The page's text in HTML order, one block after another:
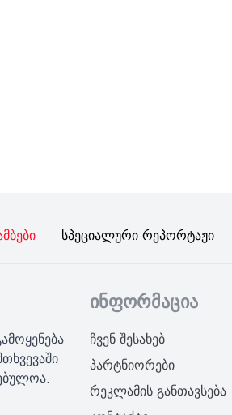
Სპეციალური Რეპორტაჟი
ინფორმაცია
ჩვენ შესახებ
პარტნიორები
რეკლამის განთავსება